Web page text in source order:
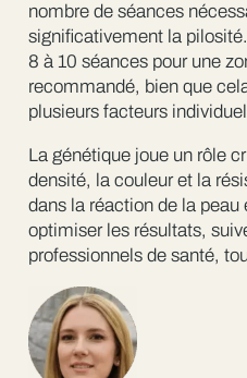
nombre de séances
significativement la
8 à 10 séances pour une
recommandé, bien que
plusieurs facteurs
La génétique joue un rôle
densité, la couleur et la
dans la réaction de la peau
optimiser les résultats,
professionnels de santé,